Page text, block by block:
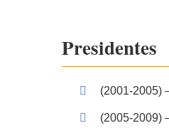
Presidentes
(2001-2005)
(2005-2009)